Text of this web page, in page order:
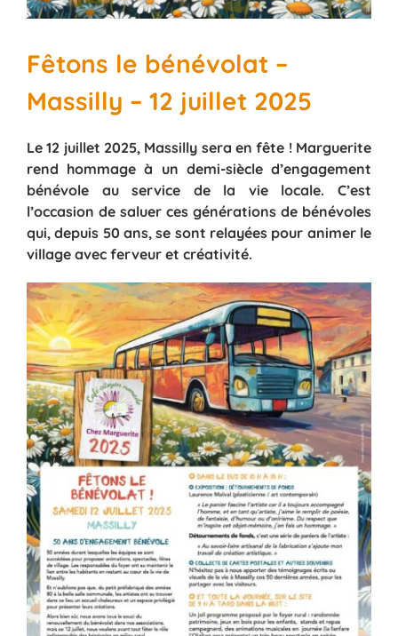
Fêtons le bénévolat –
Massilly – 12 juillet 2025
Le 12 juillet 2025, Massilly sera en fête ! Marguerite
rend hommage à un demi-siècle d’engagement
bénévole au service de la vie locale. C’est
l’occasion de saluer ces générations de bénévoles
qui, depuis 50 ans, se sont relayées pour animer le
village avec ferveur et créativité.